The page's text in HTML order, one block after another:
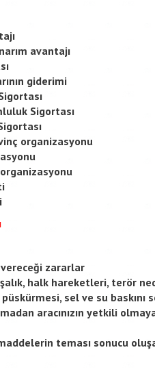
avantajı
giderimi
Sigortası
organizasyonu
zararlar
halk hareketleri, terör
sel ve su baskını
aracınızın yetkili
teması sonucu